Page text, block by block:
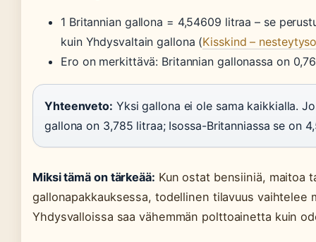
1 Britannian gallona = 4,54609 litraa – se
kuin Yhdysvaltain gallona (Kisskind –
Ero on merkittävä: Britannian gallonassa on
Yhteenveto: Yksi gallona ei ole sama kaikkialla.
gallona on 3,785 litraa; Isossa-Britanniassa se on
Miksi tämä on tärkeää: Kun ostat bensiiniä, maitoa
gallonapakkauksessa, todellinen tilavuus vaihtelee
Yhdysvalloissa saa vähemmän polttoainetta kuin